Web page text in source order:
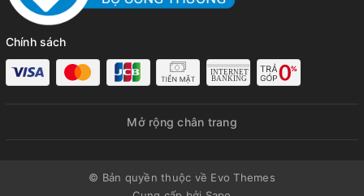
Chính sách
Mở rộng chân trang
© Bản quyền thuộc về Evo Themes